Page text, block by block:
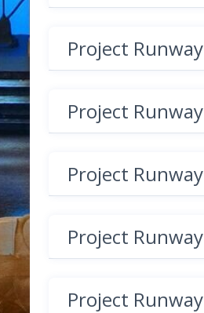
Project Runway
Project Runway
Project Runway
Project Runway
Project Runway